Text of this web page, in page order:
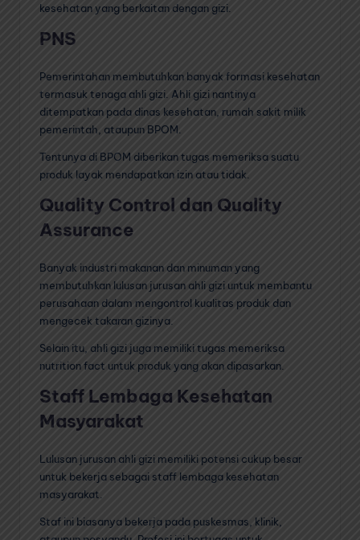
kesehatan yang berkaitan dengan gizi.
PNS
Pemerintahan membutuhkan banyak formasi kesehatan
termasuk tenaga ahli gizi. Ahli gizi nantinya
ditempatkan pada dinas kesehatan, rumah sakit milik
pemerintah, ataupun BPOM.
Tentunya di BPOM diberikan tugas memeriksa suatu
produk layak mendapatkan izin atau tidak.
Quality Control dan Quality
Assurance
Banyak industri makanan dan minuman yang
membutuhkan lulusan jurusan ahli gizi untuk membantu
perusahaan dalam mengontrol kualitas produk dan
mengecek takaran gizinya.
Selain itu, ahli gizi juga memiliki tugas memeriksa
nutrition fact untuk produk yang akan dipasarkan.
Staff Lembaga Kesehatan
Masyarakat
Lulusan jurusan ahli gizi memiliki potensi cukup besar
untuk bekerja sebagai staff lembaga kesehatan
masyarakat.
Staf ini biasanya bekerja pada puskesmas, klinik,